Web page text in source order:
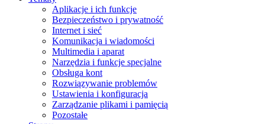
Aplikacje i ich funkcje
Bezpieczeństwo i prywatność
Internet i sieć
Komunikacja i wiadomości
Multimedia i aparat
Narzędzia i funkcje specjalne
Obsługa kont
Rozwiązywanie problemów
Ustawienia i konfiguracja
Zarządzanie plikami i pamięcią
Pozostałe